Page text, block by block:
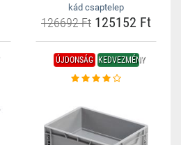
kád csaptelep
126692 Ft 125152 Ft
ÚJDONSÁG KEDVEZMÉNY